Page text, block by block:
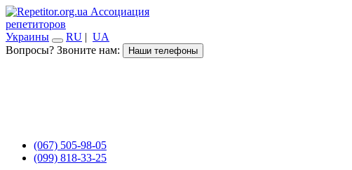
Ассоциация
репетиторов
Украины
RU | UA
Вопросы? Звоните нам:
Наши телефоны
(067) 505-98-05
(099) 818-33-25